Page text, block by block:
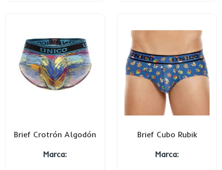
Brief Crotrón Algodón
Marca:
Brief Cubo Rubik
Marca: